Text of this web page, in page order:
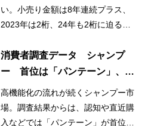
い。小売り金額は8年連続プラス、
2023年は2桁、24年も2桁に迫る成
消費者調査データ シャンプ
ー 首位は「パンテーン」、迫
る「ラックス」、再購入意向に
は高機能ブランド並ぶ
高機能化の流れが続くシャンプー市
場。調査結果からは、認知や直近購
入などでは「パンテーン」が首位を